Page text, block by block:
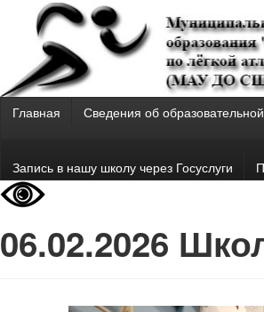
Главная Сведения об
Запись в нашу школу через Госуслуги
06.02.2026